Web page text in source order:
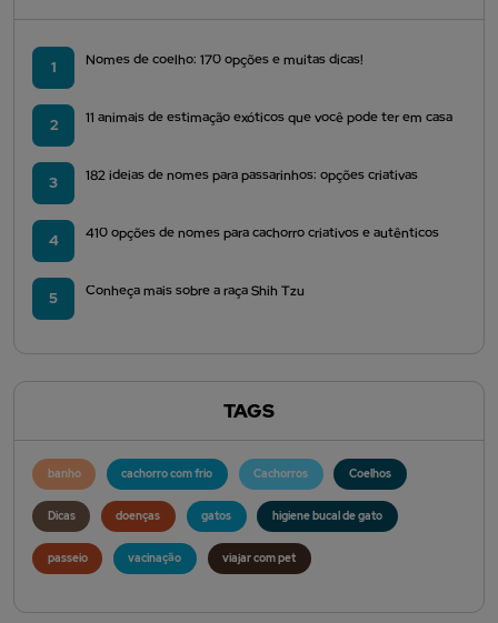
1 Nomes de coelho: 170 opções e muitas dicas!
2 11 animais de estimação exóticos que você pode ter em casa
3 182 ideias de nomes para passarinhos: opções criativas
4 410 opções de nomes para cachorro criativos e autênticos
5 Conheça mais sobre a raça Shih Tzu
TAGS
banho cachorro com frio Cachorros Coelhos
Dicas doenças gatos higiene bucal de gato
passeio vacinação viajar com pet